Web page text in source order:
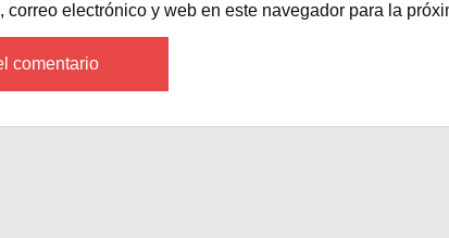
correo electrónico y web en este navegador para la